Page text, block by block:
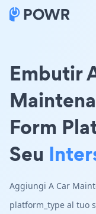
Embutir
Form
Seu
Aggiungi A Car
platform_type al tuo